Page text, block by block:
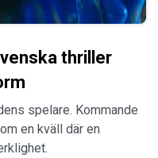
thriller
spelare. Kommande
en kväll där en